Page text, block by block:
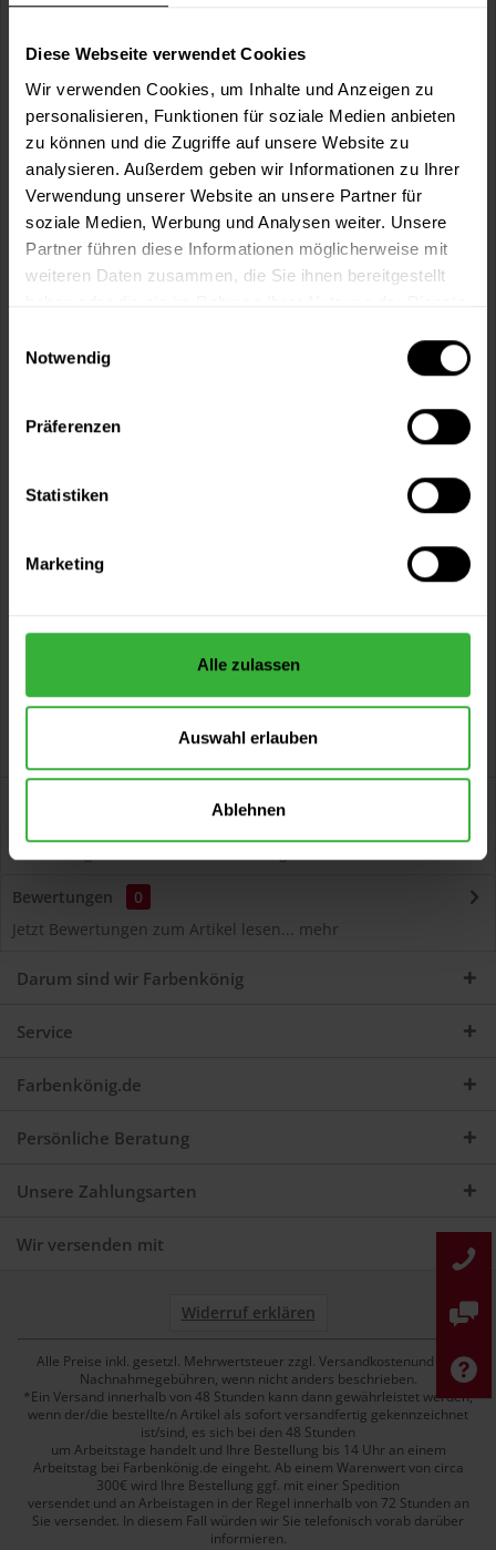
Diese Webseite verwendet Cookies
Wir verwenden Cookies, um Inhalte und Anzeigen zu
personalisieren, Funktionen für soziale Medien anbieten
zu können und die Zugriffe auf unsere Website zu
analysieren. Außerdem geben wir Informationen zu Ihrer
Verwendung unserer Website an unsere Partner für
soziale Medien, Werbung und Analysen weiter. Unsere
Partner führen diese Informationen möglicherweise mit
weiteren Daten zusammen, die Sie ihnen bereitgestellt
Notwendig
Präferenzen
Statistiken
Marketing
Alle zulassen
Auswahl erlauben
Ablehnen
Verbrauch berechnen
In denWarenkorb
Persönliche Beratung unter040 60 77 65 23
Lackierungen und Lackausbesserungen am Auto...
Bewertungen
0
Jetzt Bewertungen zum Artikel lesen... mehr
Darum sind wir Farbenkönig
Service
Farbenkönig.de
Persönliche Beratung
Unsere Zahlungsarten
Wir versenden mit
Widerruf erklären
Alle Preise inkl. gesetzl. Mehrwertsteuer zzgl. Versandkostenund ggf.
Nachnahmegebühren, wenn nicht anders beschrieben.
*Ein Versand innerhalb von 48 Stunden kann dann gewährleistet werden,
wenn der/die bestellte/n Artikel als sofort versandfertig gekennzeichnet
ist/sind, es sich bei den 48 Stunden
um Arbeitstage handelt und Ihre Bestellung bis 14 Uhr an einem
Arbeitstag bei Farbenkönig.de eingeht. Ab einem Warenwert von circa
300€ wird Ihre Bestellung ggf. mit einer Spedition
versendet und an Arbeistagen in der Regel innerhalb von 72 Stunden an
Sie versendet. In diesem Fall würden wir Sie telefonisch vorab darüber
informieren.